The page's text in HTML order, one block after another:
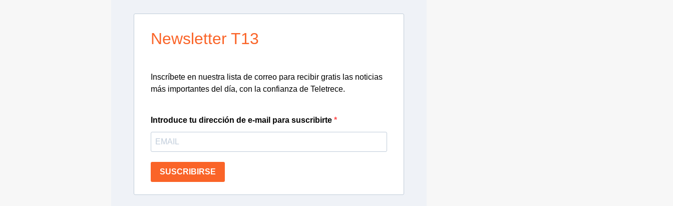
Newsletter T13
Inscríbete en nuestra lista de correo para recibir gratis las noticias
más importantes del día, con la confianza de Teletrece.
Introduce tu dirección de e-mail para suscribirte
SUSCRIBIRSE